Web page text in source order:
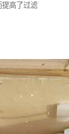
提高了过滤